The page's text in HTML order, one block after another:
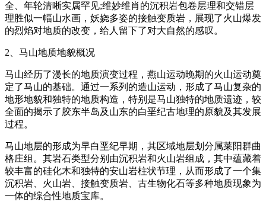
全、年轮清晰实属罕见;维妙维肖的沉积岩包卷层理和交错层
理胜似一幅山水画，妖娆多姿的接触变质岩，展现了火山爆发
的烈焰对地质的改变，给人留下了对大自然的感叹。
2、马山地质地貌概况
马山经历了漫长的地质演变过程，燕山运动晚期的火山运动奠
定了马山的基础。通过一系列的造山运动，形成了马山复杂的
地形地貌和独特的地质构造，特别是马山独特的地质遗迹，较
全面的揭示了胶东半岛及山东的白垩纪古地理的原貌及其发展
过程。
马山地层的形成为早白垩纪早期，其区域地层划分属莱阳群曲
格庄组。其岩石类型分别由沉积岩和火山岩组成，其中蕴藏着
较丰富的硅化木和独特的安山岩柱状节理，从而形成了一个集
沉积岩、火山岩、接触变质岩、古生物化石等多种地质现象为
一体的综合性地质宝库。